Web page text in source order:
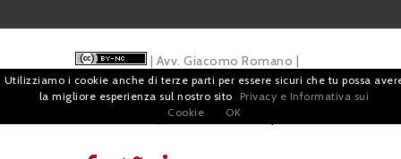
| Avv. Giacomo Romano |
Piazza di Campitelli, 2 - 00186 Roma | P.I.
Pubblicità ePrivacy
Utilizziamo i cookie anche di terze parti per essere sicuri che tu possa
la migliore esperienza sul nostro sito
Privacy e Informativa sui
Cookie
OK